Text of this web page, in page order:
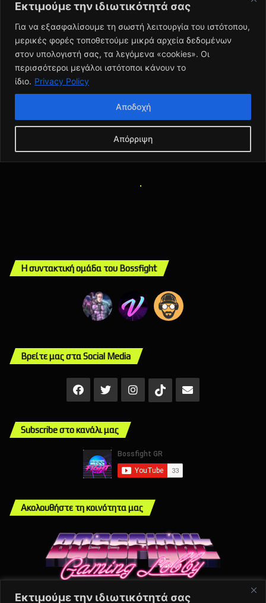
Εκτιμούμε την ιδιωτικότητά σας
Η συντακτική ομάδα του Bossfight
Βρείτε μας στα Social Media
Facebook
X InstagramTikTokMail
Subscribe στο κανάλι μας
Ακολουθήστε τη κοινότητα μας